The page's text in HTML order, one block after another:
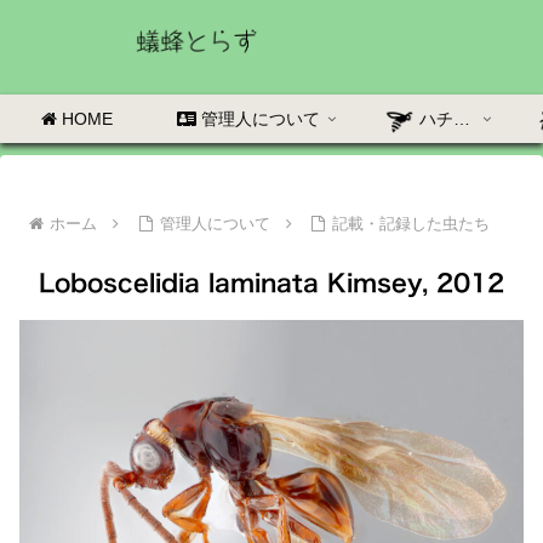
HOME 管理人について ハチの部屋
ホーム 管理人について 記載・記録した虫たち
Loboscelidia laminata Kimsey, 2012